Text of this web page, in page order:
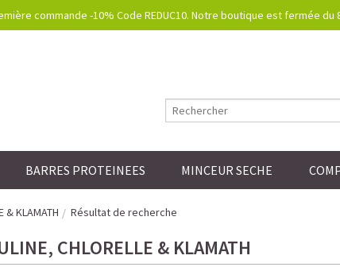
commande -10% Code REDUC10. Notre boutique est fermée du
BARRES PROTEINEES MINCEUR SECHE
& KLAMATH Résultat de recherche
CHLORELLE & KLAMATH